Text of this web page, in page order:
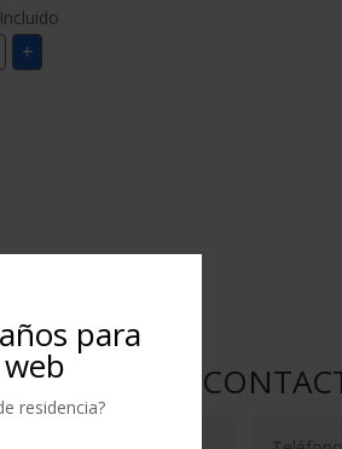
para
residencia?
+
DE